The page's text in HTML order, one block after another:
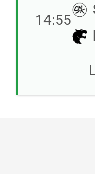
14:55